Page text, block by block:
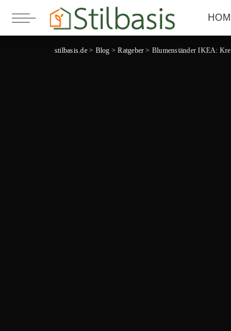
stilbasis.de> Blog >Ratgeber > Blumenständer IKEA: